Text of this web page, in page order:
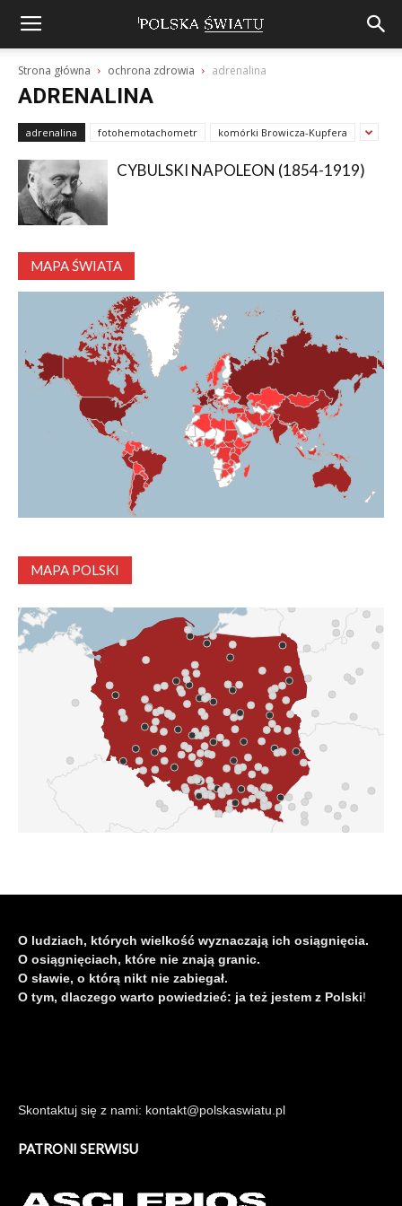
Strona główna ochrona zdrowia adrenalina
ADRENALINA
adrenalina fotohemotachometr komórki Browicza-Kupfera
CYBULSKI NAPOLEON (1854-1919)
MAPA ŚWIATA
MAPA POLSKI
O ludziach, których wielkość wyznaczają ich osiągnięcia.
O osiągnięciach, które nie znają granic.
O sławie, o którą nikt nie zabiegał.
O tym, dlaczego warto powiedzieć: ja też jestem z Polski!
Skontaktuj się z nami: kontakt@polskaswiatu.pl
PATRONI SERWISU